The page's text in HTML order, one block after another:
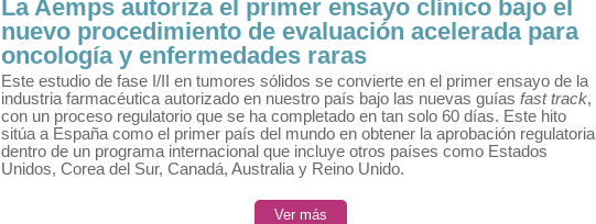
La Aemps autoriza el primer ensayo clínico bajo el
nuevo procedimiento de evaluación acelerada para
oncología y enfermedades raras
Este estudio de fase I/II en tumores sólidos se convierte en el primer ensayo de la
industria farmacéutica autorizado en nuestro país bajo las nuevas guías fast track,
con un proceso regulatorio que se ha completado en tan solo 60 días. Este hito
sitúa a España como el primer país del mundo en obtener la aprobación regulatoria
dentro de un programa internacional que incluye otros países como Estados
Unidos, Corea del Sur, Canadá, Australia y Reino Unido.
Ver más